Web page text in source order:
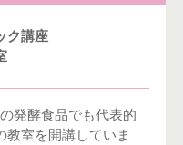
ク講座
発酵食品でも代表的
教室を開講していま